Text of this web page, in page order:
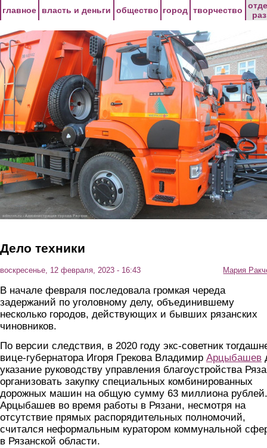
главное власть и деньги общество город творчество
Дело техники
воскресенье, 12 февраля, 2023 - 16:43 Мария
В начале февраля последовала громкая череда
задержаний по уголовному делу, объединившему
несколько городов, действующих и бывших рязанских
чиновников.
По версии следствия, в 2020 году экс-советник
вице-губернатора Игоря Грекова Владимир Арцыбашев
указание руководству управления благоустройства
организовать закупку специальных комбинированных
дорожных машин на общую сумму 63 миллиона рублей.
Арцыбашев во время работы в Рязани, несмотря на
отсутствие прямых распорядительных полномочий,
считался неформальным куратором коммунальной
в Рязанской области.